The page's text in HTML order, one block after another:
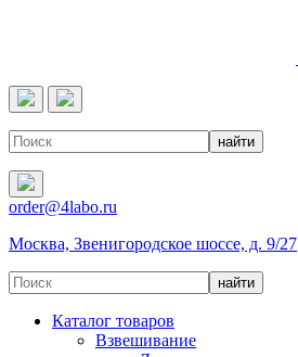
order@4labo.ru
Москва, Звенигородское шоссе, д. 9/27
Каталог товаров
Взвешивание